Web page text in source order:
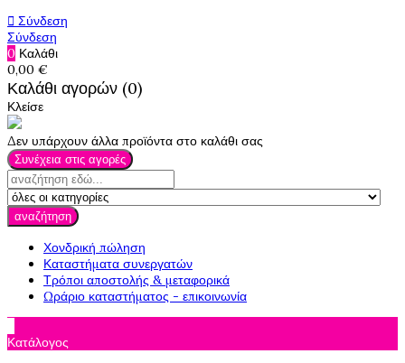
 Σύνδεση
Σύνδεση
0 Καλάθι
0,00 €
Καλάθι αγορών (0)
Κλείσε
Δεν υπάρχουν άλλα προϊόντα στο καλάθι σας
Συνέχεια στις αγορές
αναζήτηση
Χονδρική πώληση
Καταστήματα συνεργατών
Τρόποι αποστολής & μεταφορικά
Ωράριο καταστήματος - επικοινωνία
Κατάλογος